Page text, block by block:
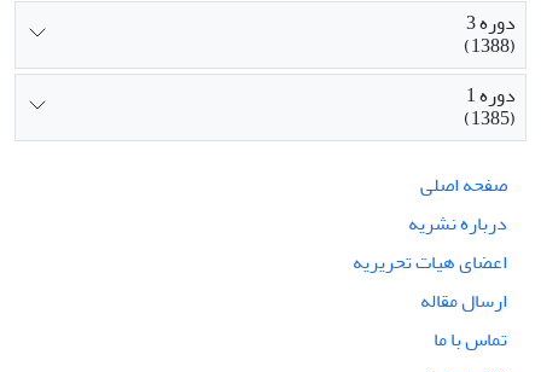
دوره 3
(1388)
دوره 1
(1385)
صفحه اصلی
درباره نشریه
اعضای هیات تحریریه
ارسال مقاله
تماس با ما